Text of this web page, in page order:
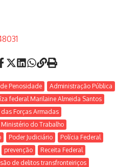
Penosidade
Administração Pública
federal Marilaine Almeida Santos
Forças Armadas
Ministério do Trabalho
Poder Judiciário
Polícia Federal
prevenção
Receita Federal
de delitos transfronteiriços